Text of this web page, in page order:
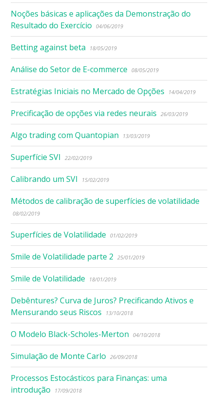
Noções básicas e aplicações da Demonstração do
Resultado do Exercício
04/06/2019
Betting against beta 18/05/2019
Análise do Setor de E-commerce 08/05/2019
Estratégias Iniciais no Mercado de Opções 14/04/2019
Precificação de opções via redes neurais 26/03/2019
Algo trading com Quantopian 13/03/2019
Superfície SVI 22/02/2019
Calibrando um SVI 15/02/2019
Métodos de calibração de superfícies de volatilidade
08/02/2019
Superfícies de Volatilidade 01/02/2019
Smile de Volatilidade parte 2 25/01/2019
Smile de Volatilidade 18/01/2019
Debêntures? Curva de Juros? Precificando Ativos e
Mensurando seus Riscos
13/10/2018
O Modelo Black-Scholes-Merton 04/10/2018
Simulação de Monte Carlo 26/09/2018
Processos Estocásticos para Finanças: uma
introdução
17/09/2018